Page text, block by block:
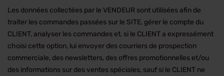
Les données collectées par le VENDEUR sont utilisées afin de
traiter les commandes passées sur le SITE, gérer le compte du
CLIENT, analyser les commandes et, si le CLIENT a expressément
choisi cette option, lui envoyer des courriers de prospection
commerciale, des newsletters, des offres promotionnelles et/ou
des informations sur des ventes spéciales, sauf si le CLIENT ne